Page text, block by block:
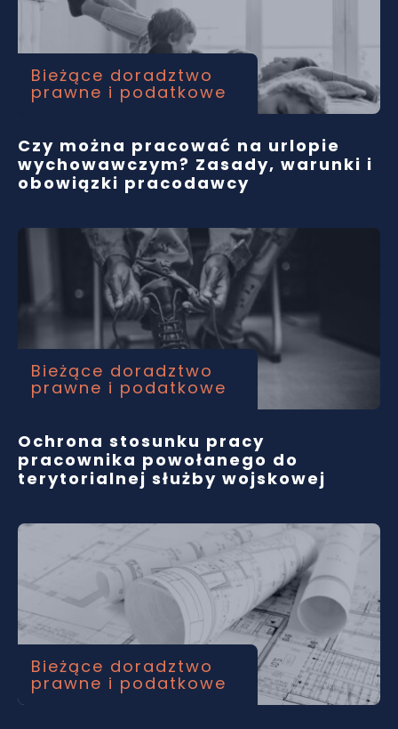
Bieżące doradztwo
prawne i podatkowe
Czy można pracować na urlopie
wychowawczym? Zasady, warunki i
obowiązki pracodawcy
Bieżące doradztwo
prawne i podatkowe
Ochrona stosunku pracy
pracownika powołanego do
terytorialnej służby wojskowej
Bieżące doradztwo
prawne i podatkowe